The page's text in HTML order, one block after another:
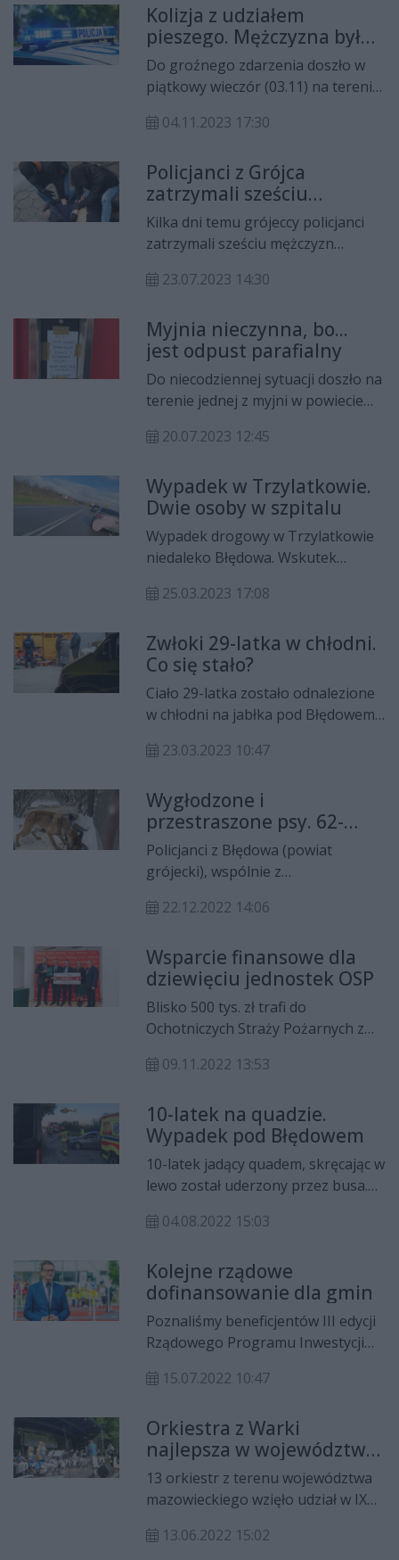
filie: w Lipiu i Wilkowie Drugim. GBP
gromadzi: beletrystykę dla dzieci i
dorosłych, a także literaturę
popularnonaukową ze wszystkich
dziedzin wiedzy.
Kolizja z udziałem
pieszego. Mężczyzna był
pijany
Do groźnego zdarzenia doszło w
piątkowy wieczór (03.11) na terenie
równowagę i został zahaczony
samochód. Okazało się, że
mężczyzna był pijany.
04.11.2023 17:30
Policjanci z Grójca
zatrzymali sześciu
poszukiwanych
Kilka dni temu grójeccy policjanci
zatrzymali sześciu mężczyzn
sprawiedliwości. Jeden z nich
areszcie.
23.07.2023 14:30
Myjnia nieczynna, bo...
jest odpust parafialny
Do niecodziennej sytuacji doszło na
terenie jednej z myjni w powiecie
jedna z kobiet nakleiła na maszynie
z powodu parafialnego odpustu
obowiązuje zakaz korzystania z
obiektu.
20.07.2023 12:45
Wypadek w Trzylatkowie.
Dwie osoby w szpitalu
Wypadek drogowy w Trzylatkowie
niedaleko Błędowa. Wskutek
dwie osoby zostały zabrane do
25.03.2023 17:08
Zwłoki 29-latka w chłodni.
Co się stało?
Ciało 29-latka zostało odnalezione
w chłodni na jabłka pod Błędowem.
pomieszczenia z kontrolowaną
23.03.2023 10:47
Wygłodzone i
przestraszone psy. 62-
latek usłyszał zarzuty
znęcania się nad
zwierzętami
Policjanci z Błędowa (powiat
grójecki), wspólnie z
zwierząt, odebrali właścicielowi
przebywały na niezamieszkałej
posesji. 62-latek usłyszał już
zarzuty znęcania się nad
zwierzętami.
22.12.2022 14:06
Wsparcie finansowe dla
dziewięciu jednostek OSP
Blisko 500 tys. zł trafi do
Ochotniczych Straży Pożarnych z
przeznaczą te środki m.in. na zakup
remont samochodów gaśniczych.
09.11.2022 13:53
10-latek na quadzie.
Wypadek pod Błędowem
10-latek jadący quadem, skręcając w
lewo został uderzony przez busa.
przetransportowany do szpitala w
okoliczności i przyczynę wypadku.
04.08.2022 15:03
Kolejne rządowe
dofinansowanie dla gmin
Poznaliśmy beneficjentów III edycji
Rządowego Programu Inwestycji
PGR-ów. Dofinansowanie otrzymało
15.07.2022 10:47
Orkiestra z Warki
najlepsza w województwie
mazowieckim!
13 orkiestr z terenu województwa
mazowieckiego wzięło udział w IX
Sieci Obszarów Wiejskich.
13.06.2022 15:02